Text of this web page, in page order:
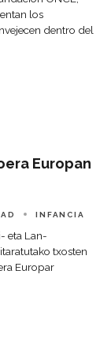
los
dentro del
Europan
INFANCIA
eta Lan-
txosten
Europar
[eu]
ereduaren